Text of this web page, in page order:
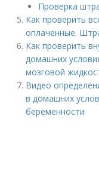
Проверка
Как проверить
оплаченные.
Как проверить
домашних
мозговой
Видео
в домашних
беременности